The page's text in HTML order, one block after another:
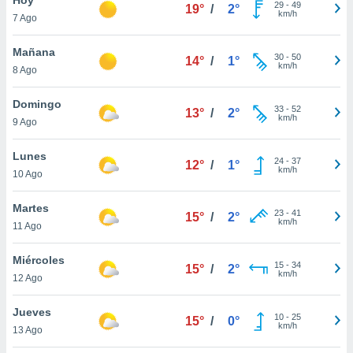
en
más
nuestra
de
cookies
aceptar
7 Ago
19° / 2° 29- 49
km/h
Mañana
8 Ago
14° / 1° 30- 50
km/h
Domingo
9 Ago
13° / 2° 33- 52
km/h
Lunes
10 Ago
12° / 1° 24- 37
km/h
Martes
11 Ago
15° / 2° 23- 41
km/h
Miércoles
12 Ago
15° / 2° 15- 34
km/h
Jueves
13 Ago
15° / 0° 10- 25
km/h